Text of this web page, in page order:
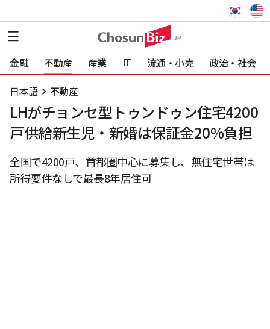
金融 不動産 産業 IT 流通・小売 政治・社会
日本語 不動産
LHがチョンセ型トゥンドゥン住宅4200
戸供給新生児・新婚は保証金20%負担
全国で4200戸、首都圏中心に募集し、無住宅世帯は
所得要件なしで最長8年居住可